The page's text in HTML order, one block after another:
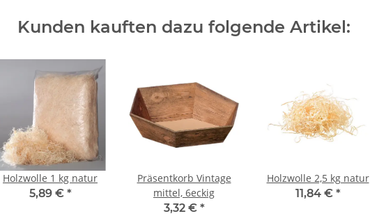
Kunden kauften dazu folgende Artikel:
Holzwolle 1 kg natur
5,89 € *
Präsentkorb Vintage
mittel, 6eckig
3,32 € *
Holzwolle 2,5 kg natur
11,84 € *